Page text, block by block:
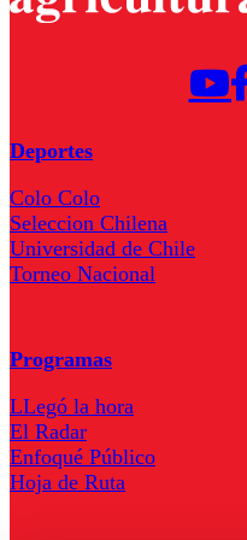
Deportes
Colo Colo
Seleccion Chilena
Universidad de Chile
Torneo Nacional
Programas
LLegó la hora
El Radar
Enfoqué Público
Hoja de Ruta